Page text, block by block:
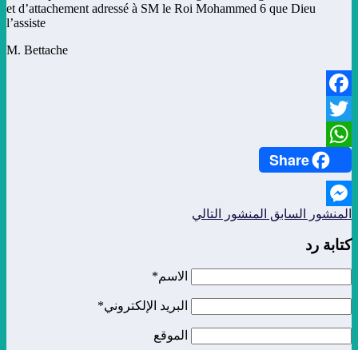
et d’attachement adressé à SM le Roi Mohammed 6 que Dieu
l’assiste
M. Bettache
Facebook
Twitter
WhatsApp
Share
Messenger
المنشور السابق المنشور التالي
كتابة رد
الاسم*
البريد الإلكتروني*
الموقع